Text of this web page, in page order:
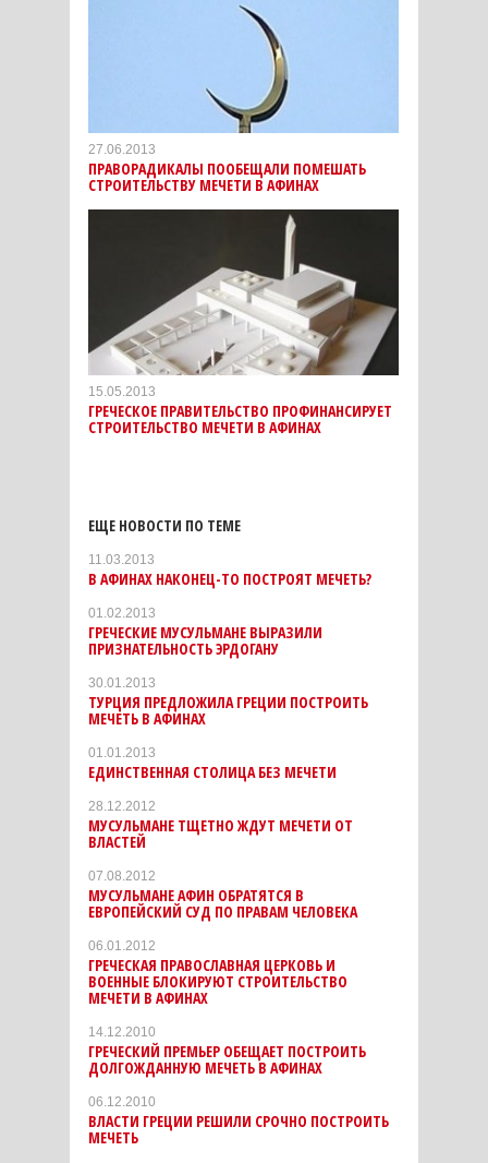
27.06.2013
ПРАВОРАДИКАЛЫ ПООБЕЩАЛИ ПОМЕШАТЬ
СТРОИТЕЛЬСТВУ МЕЧЕТИ В АФИНАХ
15.05.2013
ГРЕЧЕСКОЕ ПРАВИТЕЛЬСТВО ПРОФИНАНСИРУЕТ
СТРОИТЕЛЬСТВО МЕЧЕТИ В АФИНАХ
ЕЩЕ НОВОСТИ ПО ТЕМЕ
11.03.2013
В АФИНАХ НАКОНЕЦ-ТО ПОСТРОЯТ МЕЧЕТЬ?
01.02.2013
ГРЕЧЕСКИЕ МУСУЛЬМАНЕ ВЫРАЗИЛИ
ПРИЗНАТЕЛЬНОСТЬ ЭРДОГАНУ
30.01.2013
ТУРЦИЯ ПРЕДЛОЖИЛА ГРЕЦИИ ПОСТРОИТЬ
МЕЧЕТЬ В АФИНАХ
01.01.2013
ЕДИНСТВЕННАЯ СТОЛИЦА БЕЗ МЕЧЕТИ
28.12.2012
МУСУЛЬМАНЕ ТЩЕТНО ЖДУТ МЕЧЕТИ ОТ
ВЛАСТЕЙ
07.08.2012
МУСУЛЬМАНЕ АФИН ОБРАТЯТСЯ В
ЕВРОПЕЙСКИЙ СУД ПО ПРАВАМ ЧЕЛОВЕКА
06.01.2012
ГРЕЧЕСКАЯ ПРАВОСЛАВНАЯ ЦЕРКОВЬ И
ВОЕННЫЕ БЛОКИРУЮТ СТРОИТЕЛЬСТВО
МЕЧЕТИ В АФИНАХ
14.12.2010
ГРЕЧЕСКИЙ ПРЕМЬЕР ОБЕЩАЕТ ПОСТРОИТЬ
ДОЛГОЖДАННУЮ МЕЧЕТЬ В АФИНАХ
06.12.2010
ВЛАСТИ ГРЕЦИИ РЕШИЛИ СРОЧНО ПОСТРОИТЬ
МЕЧЕТЬ